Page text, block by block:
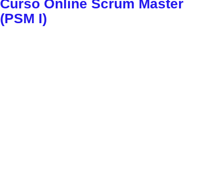
Curso Online Scrum Master
(PSM I)